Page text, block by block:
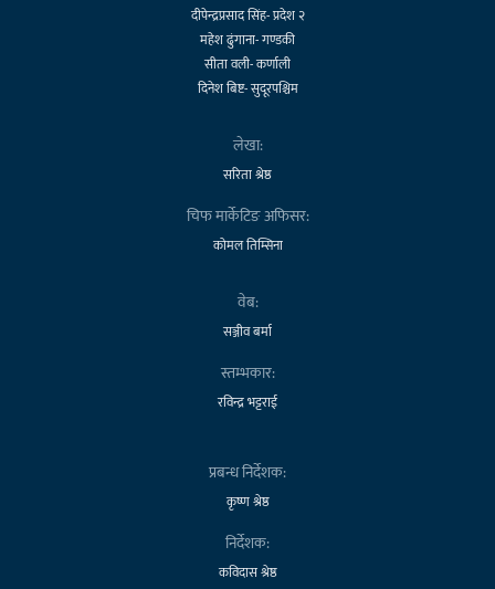
दीपेन्द्रप्रसाद सिंह- प्रदेश २
महेश ढुंगाना- गण्डकी
सीता वली- कर्णाली
दिनेश बिष्ट- सुदूरपश्चिम
लेखा:
सरिता श्रेष्ठ
चिफ मार्केटिङ अफिसर:
कोमल तिम्सिना
वेब:
सञ्जीव बर्मा
स्तम्भकार:
रविन्द्र भट्टराई
प्रबन्ध निर्देशक:
कृष्ण श्रेष्ठ
निर्देशक:
कविदास श्रेष्ठ